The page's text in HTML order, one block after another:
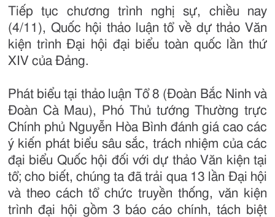
Tiếp tục chương trình nghị sự, chiều nay
(4/11), Quốc hội thảo luận tổ về dự thảo Văn
kiện trình Đại hội đại biểu toàn quốc lần thứ
XIV của Đảng.
Phát biểu tại thảo luận Tổ 8 (Đoàn Bắc Ninh và
Đoàn Cà Mau), Phó Thủ tướng Thường trực
Chính phủ Nguyễn Hòa Bình đánh giá cao các
ý kiến phát biểu sâu sắc, trách nhiệm của các
đại biểu Quốc hội đối với dự thảo Văn kiện tại
tổ; cho biết, chúng ta đã trải qua 13 lần Đại hội
và theo cách tổ chức truyền thống, văn kiện
trình đại hội gồm 3 báo cáo chính, tách biệt